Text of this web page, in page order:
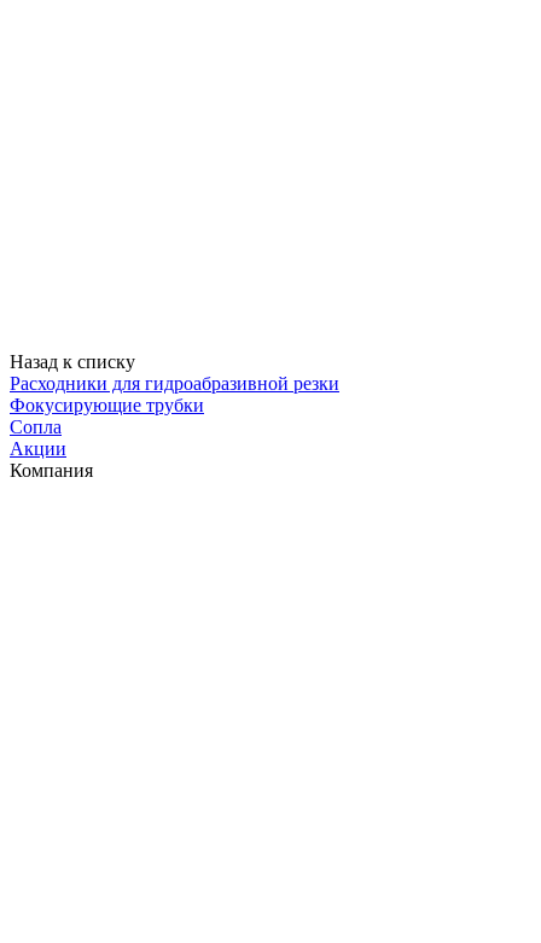
Назад к списку
Расходники для гидроабразивной резки
Фокусирующие трубки
Сопла
Акции
Компания